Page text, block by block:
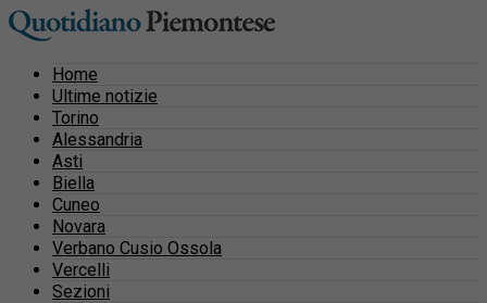
Home
Ultime notizie
Torino
Alessandria
Asti
Biella
Cuneo
Novara
Verbano Cusio Ossola
Vercelli
Sezioni